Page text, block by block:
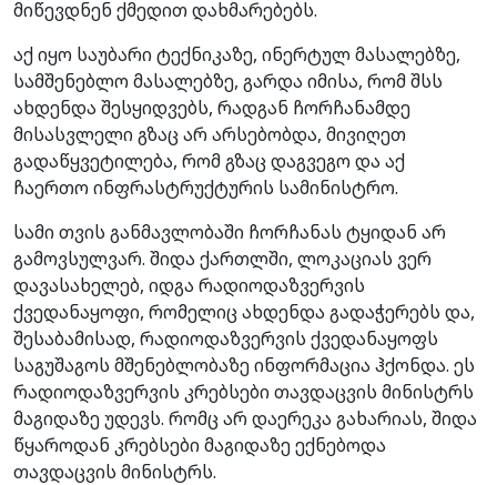
მიწევდნენ ქმედით დახმარებებს.
აქ იყო საუბარი ტექნიკაზე, ინერტულ მასალებზე,
სამშენებლო მასალებზე, გარდა იმისა, რომ შსს
ახდენდა შესყიდვებს, რადგან ჩორჩანამდე
მისასვლელი გზაც არ არსებობდა, მივიღეთ
გადაწყვეტილება, რომ გზაც დაგვეგო და აქ
ჩაერთო ინფრასტრუქტურის სამინისტრო.
სამი თვის განმავლობაში ჩორჩანას ტყიდან არ
გამოვსულვარ. შიდა ქართლში, ლოკაციას ვერ
დავასახელებ, იდგა რადიოდაზვერვის
ქვედანაყოფი, რომელიც ახდენდა გადაჭერებს და,
შესაბამისად, რადიოდაზვერვის ქვედანაყოფს
საგუშაგოს მშენებლობაზე ინფორმაცია ჰქონდა. ეს
რადიოდაზვერვის კრებსები თავდაცვის მინისტრს
მაგიდაზე უდევს. რომც არ დაერეკა გახარიას, შიდა
წყაროდან კრებსები მაგიდაზე ექნებოდა
თავდაცვის მინისტრს.